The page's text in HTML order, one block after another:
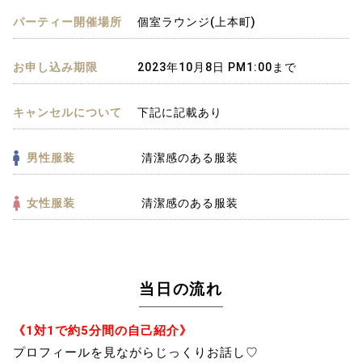
パーティー開催場所 個室ラウンジ(上本町)
お申し込み期限 2023年10月8日 PM1:00まで
キャンセルについて 下記に記載あり
男性服装 清潔感のある服装
女性服装 清潔感のある服装
当日の流れ
《1対1で約5分間の自己紹介》
プロフィールを見ながらじっくりお話し♡